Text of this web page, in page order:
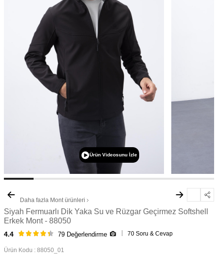
Ürün Videosunu İzle
Daha fazla Montürünleri
Siyah Fermuarlı Dik Yaka Su ve Rüzgar Geçirmez Softshell
Erkek Mont - 88050
4.4 79 Değerlendirme 70 Soru & Cevap
Ürün Kodu : 88050_01